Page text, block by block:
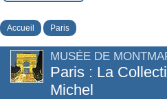
Accueil Paris
MUSÉE DE
Paris : La
Michel